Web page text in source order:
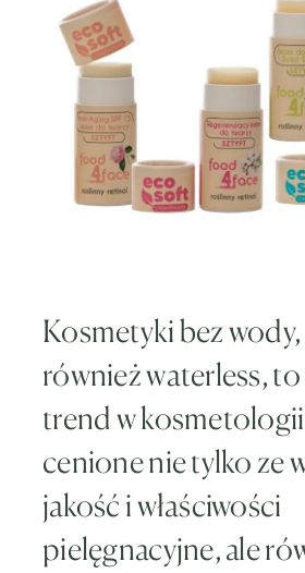
Kosmetyki bez
również waterless,
trend w
cenione nie tylko ze
jakość i właściwości
pielęgnacyjne, ale